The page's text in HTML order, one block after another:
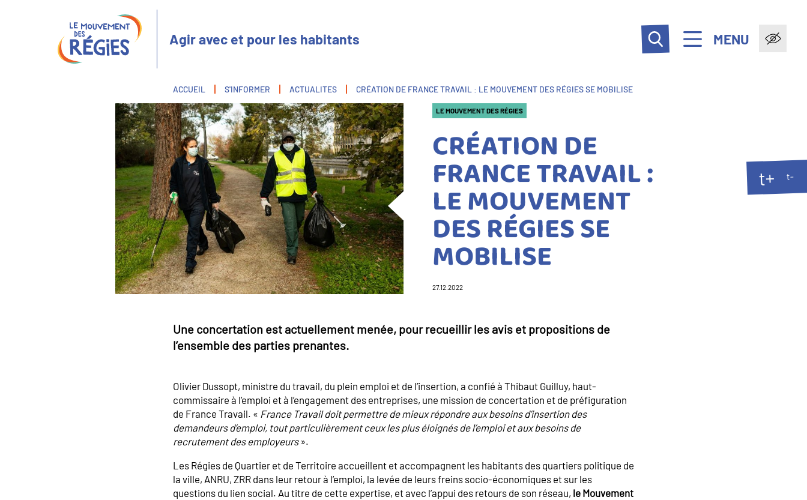
Agir avec et pour les habitants MENU
Fil
d'Ariane
ACCUEIL S'INFORMER ACTUALITES CRÉATION DE FRANCE TRAVAIL : LE MOUVEMENT DES RÉGIES SE MOBILISE
LE MOUVEMENT DES RÉGIES
CRÉATION DE
FRANCE TRAVAIL :
LE MOUVEMENT
DES RÉGIES SE
MOBILISE
27.12.2022
Une concertation est actuellement menée, pour recueillir les avis et propositions de
l’ensemble des parties prenantes.
Olivier Dussopt, ministre du travail, du plein emploi et de l’insertion, a confié à Thibaut Guilluy, haut-
commissaire à l’emploi et à l’engagement des entreprises, une mission de concertation et de préfiguration
de France Travail. « France Travail doit permettre de mieux répondre aux besoins d’insertion des
demandeurs d’emploi, tout particulièrement ceux les plus éloignés de l’emploi et aux besoins de
recrutement des employeurs ».
Les Régies de Quartier et de Territoire accueillent et accompagnent les habitants des quartiers politique de
la ville, ANRU, ZRR dans leur retour à l’emploi, la levée de leurs freins socio-économiques et sur les
questions du lien social. Au titre de cette expertise, et avec l’appui des retours de son réseau, le Mouvement
t+ t-